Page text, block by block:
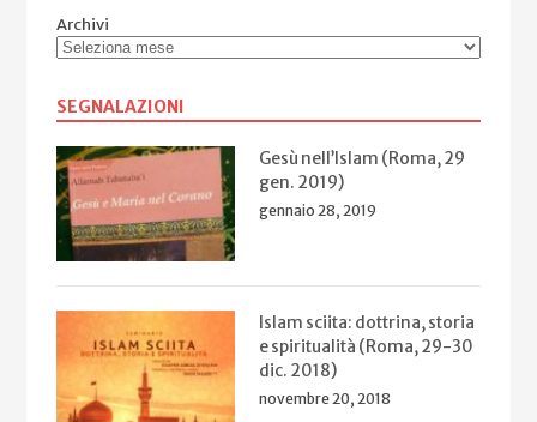
Archivi
SEGNALAZIONI
Gesù nell’Islam (Roma, 29
gen. 2019)
gennaio 28, 2019
Islam sciita: dottrina, storia
e spiritualità (Roma, 29-30
dic. 2018)
novembre 20, 2018